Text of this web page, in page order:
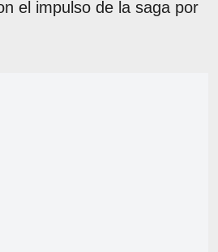
el impulso de la saga por